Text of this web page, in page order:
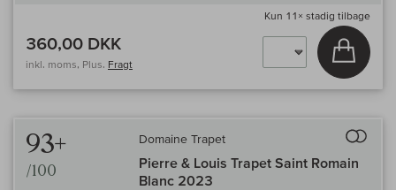
Kun 11× stadig tilbage
360,00 DKK
inkl. moms, Plus. Fragt
Læg i
93+
/100
Domaine Trapet
Pierre & Louis Trapet Saint Romain
Blanc 2023